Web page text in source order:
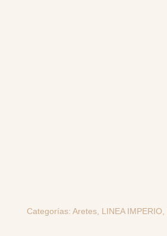
Categorías: Aretes, LINEA IMPERIO